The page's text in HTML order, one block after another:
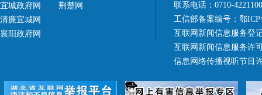
宜城政府网
清廉宜城网
襄阳政府网
荆楚网
联系电话：0710-
工信部备案编号： 鄂ICP
互联网新闻信息服务登
互联网新闻信息服务许
信息网络传播视听节目